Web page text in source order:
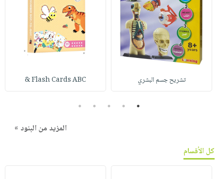
تشريح جسم البشري Flash Cards ABC &
1
2
3
4
5
المزيد من البنود »
كل الأقسام